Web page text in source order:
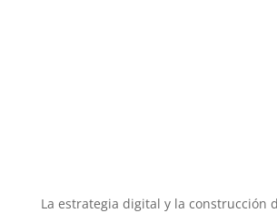
La estrategia digital y la construcción